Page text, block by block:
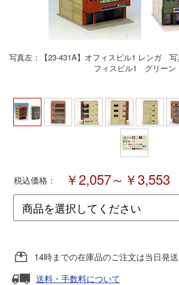
Bトレインショーティー
タカラトミー（プラレール）
MODEMO(モデモ)
トラムウェイ
TTC
写真左：【23-431A】オフィスビル1 レンガ
フィスビル1 グリーン
税込価格： ￥2,057～￥3,553
14時までの在庫品のご注文は当日発送
送料・手数料について